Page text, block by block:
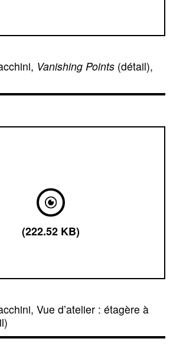
Vanishing Points (détail),
(222.52 KB)
Vue d’atelier : étagère à